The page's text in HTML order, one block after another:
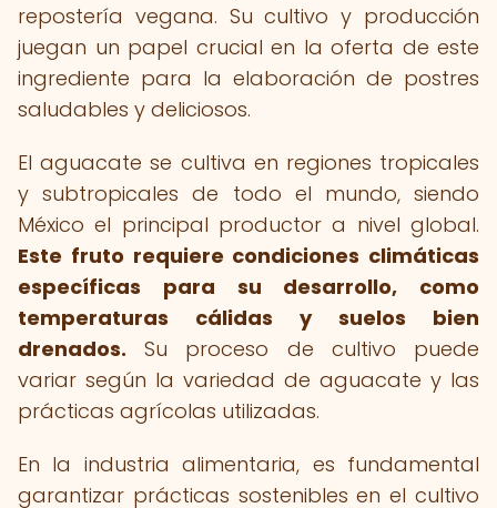
repostería vegana. Su cultivo y producción
juegan un papel crucial en la oferta de este
ingrediente para la elaboración de postres
saludables y deliciosos.
El aguacate se cultiva en regiones tropicales
y subtropicales de todo el mundo, siendo
México el principal productor a nivel global.
Este fruto requiere condiciones climáticas
específicas para su desarrollo, como
temperaturas cálidas y suelos bien
drenados. Su proceso de cultivo puede
variar según la variedad de aguacate y las
prácticas agrícolas utilizadas.
En la industria alimentaria, es fundamental
garantizar prácticas sostenibles en el cultivo